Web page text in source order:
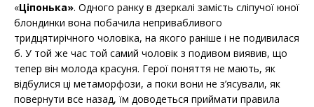
«Ціпонька». Одного ранку в дзеркалі замість сліпучої юної
блондинки вона побачила непривабливого
тридцятирічного чоловіка, на якого раніше і не подивилася
б. У той же час той самий чоловік з подивом виявив, що
тепер він молода красуня. Герої поняття не мають, як
відбулися ці метаморфози, а поки вони не з’ясували, як
повернути все назад, їм доводеться приймати правила